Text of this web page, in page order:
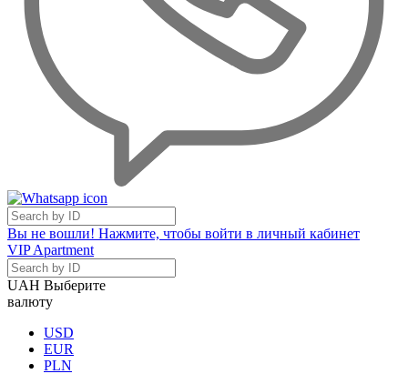
Вы не вошли! Нажмите, чтобы войти в личный кабинет
VIP Apartment
UAH Выберите
валюту
USD
EUR
PLN